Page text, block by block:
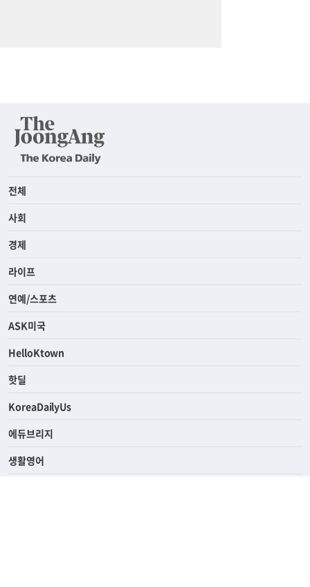
전체
사회
경제
라이프
연예/스포츠
ASK미국
HelloKtown
핫딜
KoreaDailyUs
에듀브리지
생활영어